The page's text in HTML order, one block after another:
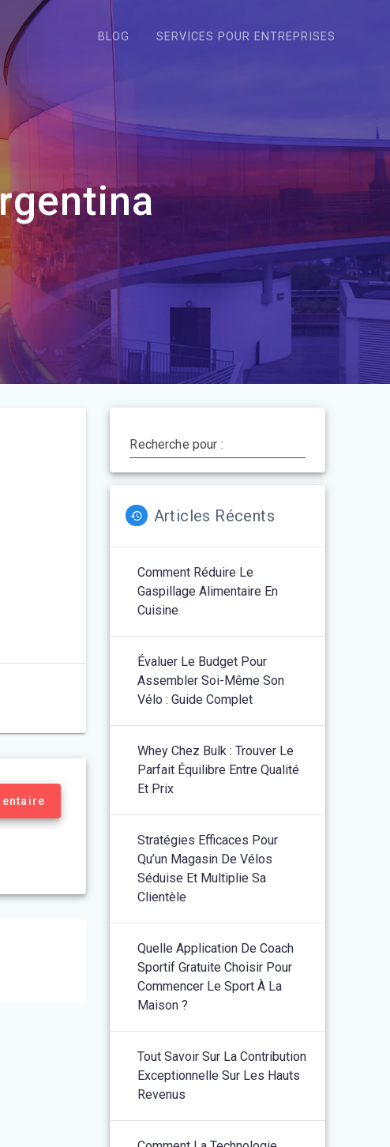
BLOG SERVICES POUR ENTREPRISES
Recherche pour :
Articles Récents
Comment Réduire Le
Gaspillage Alimentaire En
Cuisine
Évaluer Le Budget Pour
Assembler Soi-Même Son
Vélo : Guide Complet
Whey Chez Bulk : Trouver Le
Parfait Équilibre Entre Qualité
Et Prix
Stratégies Efficaces Pour
Qu’un Magasin De Vélos
Séduise Et Multiplie Sa
Clientèle
Quelle Application De Coach
Sportif Gratuite Choisir Pour
Commencer Le Sport À La
Maison ?
Tout Savoir Sur La Contribution
Exceptionnelle Sur Les Hauts
Revenus